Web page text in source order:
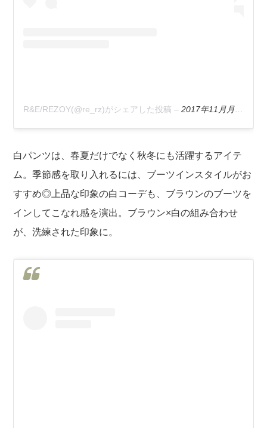
R&E/REZOY(@re_rz)がシェアした投稿 –2017年11月月1日午後8時19分PDT
白パンツは、春夏だけでなく秋冬にも活躍するアイテ
ム。季節感を取り入れるには、ブーツインスタイルがお
すすめ◎上品な印象の白コーデも、ブラウンのブーツを
インしてこなれ感を演出。ブラウン×白の組み合わせ
が、洗練された印象に。